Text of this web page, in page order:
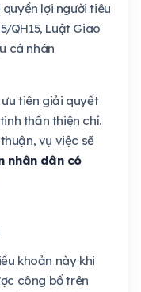
lợi người tiêu
QH15, Luật Giao
cá nhân
tiên giải quyết
thần thiện chí.
vụ việc sẽ
nhân dân có
khoản này khi
công bố trên